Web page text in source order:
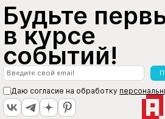
Будьте
в курсе
событий!
Даю согласие на обработку